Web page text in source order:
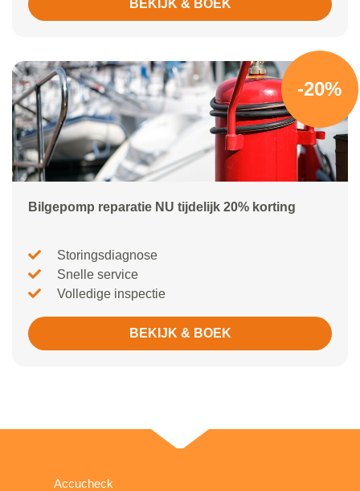
BEKIJK & BOEK
-20%
Bilgepomp reparatie NU tijdelijk 20% korting
Storingsdiagnose
Snelle service
Volledige inspectie
BEKIJK & BOEK
Accucheck